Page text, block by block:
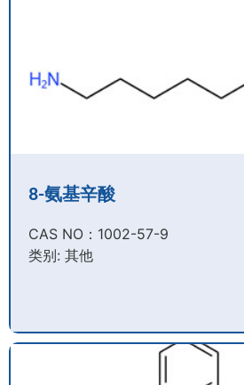
8-氨基辛酸
CAS NO：1002-57-9​
类别: 其他